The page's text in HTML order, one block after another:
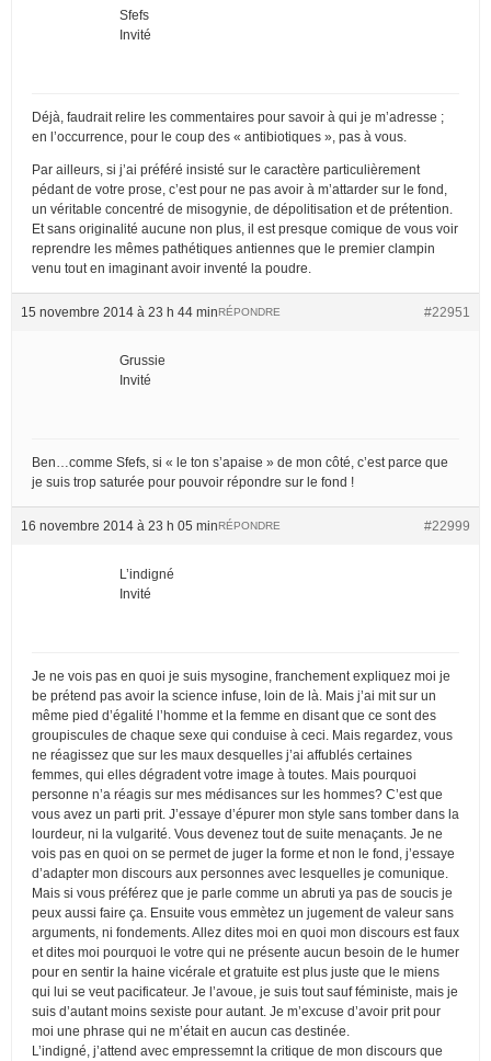
Sfefs
Invité
Déjà, faudrait relire les commentaires pour savoir à qui je m’adresse ;
en l’occurrence, pour le coup des « antibiotiques », pas à vous.
Par ailleurs, si j’ai préféré insisté sur le caractère particulièrement
pédant de votre prose, c’est pour ne pas avoir à m’attarder sur le fond,
un véritable concentré de misogynie, de dépolitisation et de prétention.
Et sans originalité aucune non plus, il est presque comique de vous voir
reprendre les mêmes pathétiques antiennes que le premier clampin
venu tout en imaginant avoir inventé la poudre.
15 novembre 2014 à 23 h 44 min #22951
RÉPONDRE
Grussie
Invité
Ben…comme Sfefs, si « le ton s’apaise » de mon côté, c’est parce que
je suis trop saturée pour pouvoir répondre sur le fond !
16 novembre 2014 à 23 h 05 min #22999
RÉPONDRE
L’indigné
Invité
Je ne vois pas en quoi je suis mysogine, franchement expliquez moi je
be prétend pas avoir la science infuse, loin de là. Mais j’ai mit sur un
même pied d’égalité l’homme et la femme en disant que ce sont des
groupiscules de chaque sexe qui conduise à ceci. Mais regardez, vous
ne réagissez que sur les maux desquelles j’ai affublés certaines
femmes, qui elles dégradent votre image à toutes. Mais pourquoi
personne n’a réagis sur mes médisances sur les hommes? C’est que
vous avez un parti prit. J’essaye d’épurer mon style sans tomber dans la
lourdeur, ni la vulgarité. Vous devenez tout de suite menaçants. Je ne
vois pas en quoi on se permet de juger la forme et non le fond, j’essaye
d’adapter mon discours aux personnes avec lesquelles je comunique.
Mais si vous préférez que je parle comme un abruti ya pas de soucis je
peux aussi faire ça. Ensuite vous emmètez un jugement de valeur sans
arguments, ni fondements. Allez dites moi en quoi mon discours est faux
et dites moi pourquoi le votre qui ne présente aucun besoin de le humer
pour en sentir la haine vicérale et gratuite est plus juste que le miens
qui lui se veut pacificateur. Je l’avoue, je suis tout sauf féministe, mais je
suis d’autant moins sexiste pour autant. Je m’excuse d’avoir prit pour
moi une phrase qui ne m’était en aucun cas destinée.
L’indigné, j’attend avec empressemnt la critique de mon discours que